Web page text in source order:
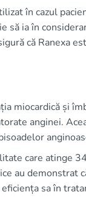
în cazul
să ia în
că Ranexa
miocardică și
anginei.
care atinge
au demonstrat
sa în